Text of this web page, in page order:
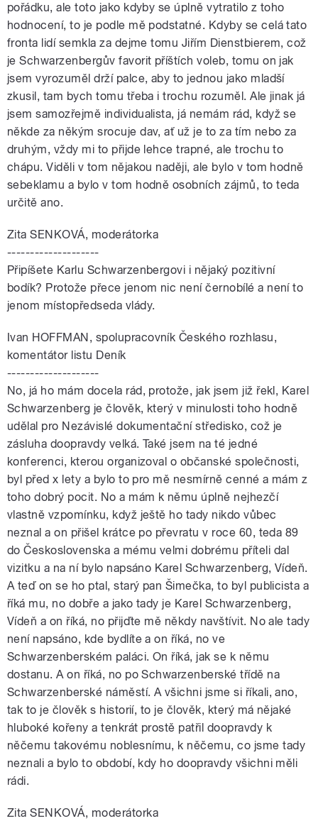
pořádku, ale toto jako kdyby se úplně vytratilo z toho
hodnocení, to je podle mě podstatné. Kdyby se celá tato
fronta lidí semkla za dejme tomu Jiřím Dienstbierem, což
je Schwarzenbergův favorit příštích voleb, tomu on jak
jsem vyrozuměl drží palce, aby to jednou jako mladší
zkusil, tam bych tomu třeba i trochu rozuměl. Ale jinak já
jsem samozřejmě individualista, já nemám rád, když se
někde za někým srocuje dav, ať už je to za tím nebo za
druhým, vždy mi to přijde lehce trapné, ale trochu to
chápu. Viděli v tom nějakou naději, ale bylo v tom hodně
sebeklamu a bylo v tom hodně osobních zájmů, to teda
určitě ano.
Zita SENKOVÁ, moderátorka
--------------------
Připíšete Karlu Schwarzenbergovi i nějaký pozitivní
bodík? Protože přece jenom nic není černobílé a není to
jenom místopředseda vlády.
Ivan HOFFMAN, spolupracovník Českého rozhlasu,
komentátor listu Deník
--------------------
No, já ho mám docela rád, protože, jak jsem již řekl, Karel
Schwarzenberg je člověk, který v minulosti toho hodně
udělal pro Nezávislé dokumentační středisko, což je
zásluha doopravdy velká. Také jsem na té jedné
konferenci, kterou organizoval o občanské společnosti,
byl před x lety a bylo to pro mě nesmírně cenné a mám z
toho dobrý pocit. No a mám k němu úplně nejhezčí
vlastně vzpomínku, když ještě ho tady nikdo vůbec
neznal a on přišel krátce po převratu v roce 60, teda 89
do Československa a mému velmi dobrému příteli dal
vizitku a na ní bylo napsáno Karel Schwarzenberg, Vídeň.
A teď on se ho ptal, starý pan Šimečka, to byl publicista a
říká mu, no dobře a jako tady je Karel Schwarzenberg,
Vídeň a on říká, no přijďte mě někdy navštívit. No ale tady
není napsáno, kde bydlíte a on říká, no ve
Schwarzenberském paláci. On říká, jak se k němu
dostanu. A on říká, no po Schwarzenberské třídě na
Schwarzenberské náměstí. A všichni jsme si říkali, ano,
tak to je člověk s historií, to je člověk, který má nějaké
hluboké kořeny a tenkrát prostě patřil doopravdy k
něčemu takovému noblesnímu, k něčemu, co jsme tady
neznali a bylo to období, kdy ho doopravdy všichni měli
rádi.
Zita SENKOVÁ, moderátorka